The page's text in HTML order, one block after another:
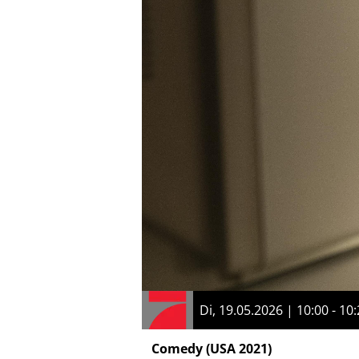
Di, 19.05.2026 | 10:00 -
Comedy(USA 2021)